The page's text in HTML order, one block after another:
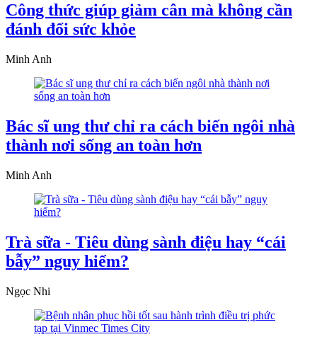
Công thức giúp giảm cân mà không cần
đánh đổi sức khỏe
Minh Anh
Bác sĩ ung thư chỉ ra cách biến ngôi nhà
thành nơi sống an toàn hơn
Minh Anh
Trà sữa - Tiêu dùng sành điệu hay “cái
bẫy” nguy hiểm?
Ngọc Nhi